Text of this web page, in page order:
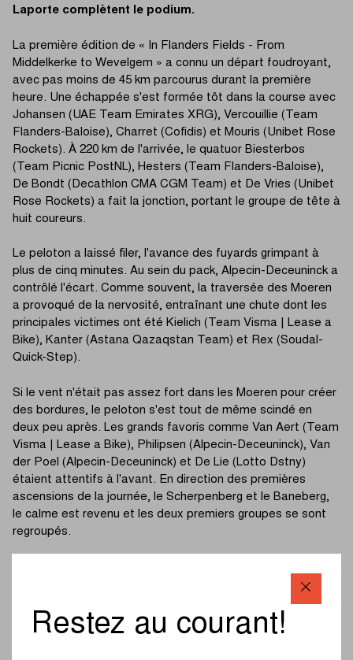
Laporte complètent le podium.
La première édition de « In Flanders Fields - From
Middelkerke to Wevelgem » a connu un départ foudroyant,
avec pas moins de 45 km parcourus durant la première
heure. Une échappée s'est formée tôt dans la course avec
Johansen (UAE Team Emirates XRG), Vercouillie (Team
Flanders-Baloise), Charret (Cofidis) et Mouris (Unibet Rose
Rockets). À 220 km de l'arrivée, le quatuor Biesterbos
(Team Picnic PostNL), Hesters (Team Flanders-Baloise),
De Bondt (Decathlon CMA CGM Team) et De Vries (Unibet
Rose Rockets) a fait la jonction, portant le groupe de tête à
huit coureurs.
Le peloton a laissé filer, l'avance des fuyards grimpant à
plus de cinq minutes. Au sein du pack, Alpecin-Deceuninck a
contrôlé l'écart. Comme souvent, la traversée des Moeren
a provoqué de la nervosité, entraînant une chute dont les
principales victimes ont été Kielich (Team Visma | Lease a
Bike), Kanter (Astana Qazaqstan Team) et Rex (Soudal-
Quick-Step).
Si le vent n'était pas assez fort dans les Moeren pour créer
des bordures, le peloton s'est tout de même scindé en
deux peu après. Les grands favoris comme Van Aert (Team
Visma | Lease a Bike), Philipsen (Alpecin-Deceuninck), Van
der Poel (Alpecin-Deceuninck) et De Lie (Lotto Dstny)
étaient attentifs à l'avant. En direction des premières
ascensions de la journée, le Scherpenberg et le Baneberg,
le calme est revenu et les deux premiers groupes se sont
regroupés.
de l'échappée était de 40 secondes. Sur le premier secteur
non goudronné, Stuyven (Lidl-Trek) a testé ses jambes,
mais aucune cassure majeure n'a été signalée. (Lisez la
suite sous la photo)
Restez au courant!